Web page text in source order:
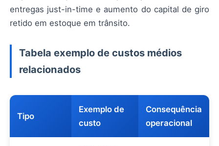
entregas just-in-time e aumento do capital de giro
retido em estoque em trânsito.
Tabela exemplo de custos médios
relacionados
Tipo
Exemplo de
custo
Consequência
operacional